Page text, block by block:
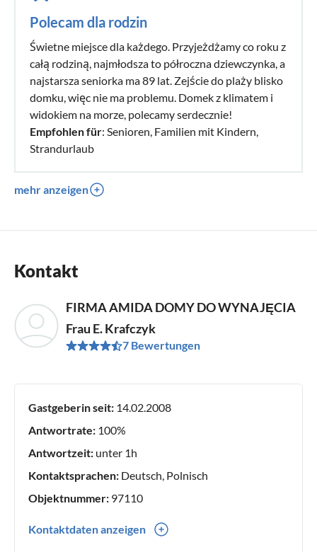
Polecam dla rodzin
Świetne miejsce dla każdego. Przyjeżdżamy co roku z
całą rodziną, najmłodsza to półroczna dziewczynka, a
najstarsza seniorka ma 89 lat. Zejście do plaży blisko
domku, więc nie ma problemu. Domek z klimatem i
widokiem na morze, polecamy serdecznie!
Empfohlen für: Senioren, Familien mit Kindern,
Strandurlaub
mehr anzeigen
Kontakt
FIRMA AMIDA DOMY DO WYNAJĘCIA
Frau E. Krafczyk
7 Bewertungen
Gastgeberin seit: 14.02.2008
Antwortrate: 100%
Antwortzeit: unter 1h
Kontaktsprachen: Deutsch, Polnisch
Objektnummer: 97110
Kontaktdaten anzeigen